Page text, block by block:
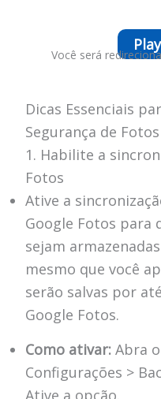
Você será
Dicas Essenciais
Segurança de
1. Habilite a
Fotos
Ative a
Google Fotos para
sejam
mesmo que você
serão salvas por
Google Fotos.
Como ativar:Abra o
Configurações >